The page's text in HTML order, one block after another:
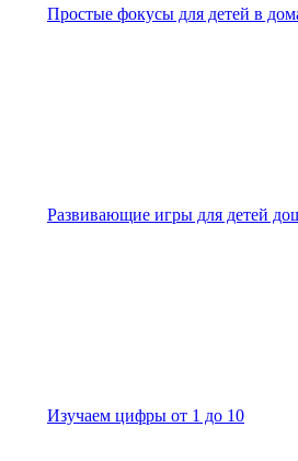
Простые фокусы для детей в
Развивающие игры для детей
Изучаем цифры от 1 до 10